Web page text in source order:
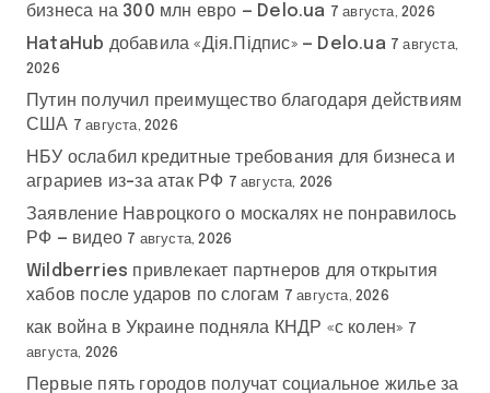
бизнеса на 300 млн евро — Delo.ua 7 августа, 2026
HataHub добавила «Дія.Підпис» — Delo.ua 7 августа,
2026
Путин получил преимущество благодаря действиям
США 7 августа, 2026
НБУ ослабил кредитные требования для бизнеса и
аграриев из-за атак РФ 7 августа, 2026
Заявление Навроцкого о москалях не понравилось
РФ — видео 7 августа, 2026
Wildberries привлекает партнеров для открытия
хабов после ударов по слогам 7 августа, 2026
как война в Украине подняла КНДР «с колен» 7
августа, 2026
Первые пять городов получат социальное жилье за